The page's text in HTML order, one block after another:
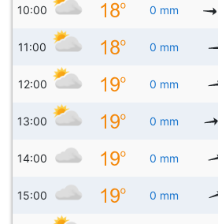
10:00 0 mm
11:00 0 mm
12:00 0 mm
13:00 0 mm
14:00 0 mm
15:00 0 mm